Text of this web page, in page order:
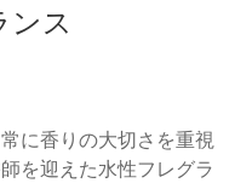
ンス
に香りの大切さを重視
を迎えた水性フレグラ